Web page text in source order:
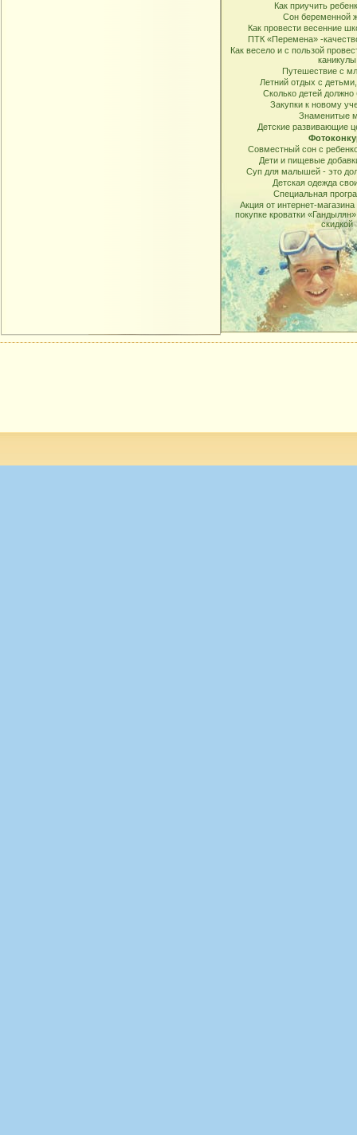
Как приучить
Сон беременной
Как провести весенние
ПТК «Перемена» -
Как весело и с пользой
каникулы
Путешествие с
Летний отдых с
Сколько детей
Закупки к новому
Знаменитые
Детские развивающие
Совместный сон с
Дети и пищевые
Суп для малышей - это
Детская одежда
Специальная
Акция от интернет-
покупке кроватки
скидкой